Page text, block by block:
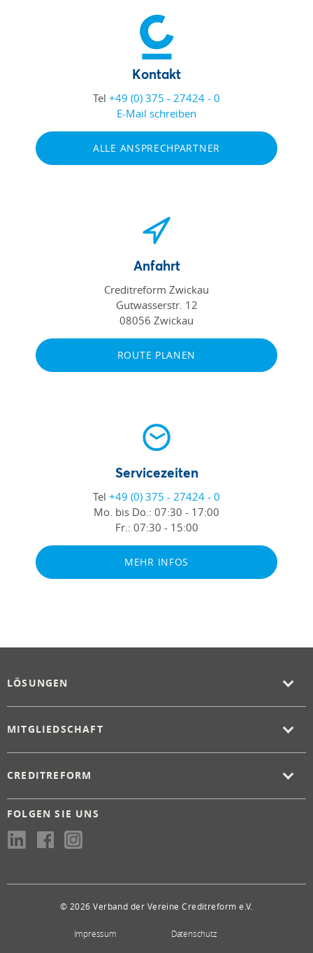
Kontakt
Tel +49 (0) 375 - 27424 - 0
E-Mail schreiben
ALLE ANSPRECHPARTNER
Anfahrt
Creditreform Zwickau
Gutwasserstr. 12
08056 Zwickau
ROUTE PLANEN
Servicezeiten
Tel +49 (0) 375 - 27424 - 0
Mo. bis Do.: 07:30 - 17:00
Fr.: 07:30 - 15:00
MEHR INFOS
LÖSUNGEN
MITGLIEDSCHAFT
CREDITREFORM
FOLGEN SIE UNS
© 2026 Verband der Vereine Creditreform e.V.
Impressum
Datenschutz